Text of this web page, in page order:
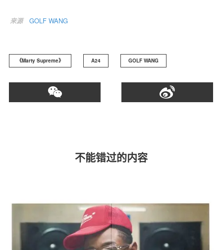
来源 GOLF WANG
《Marty Supreme》 A24 GOLF WANG
不能错过的内容